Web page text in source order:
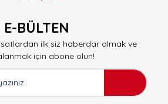
E-BÜLTEN
ilk siz haberdar olmak ve
için abone olun!